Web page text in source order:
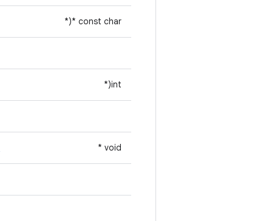
const char *(*
int(*
void *